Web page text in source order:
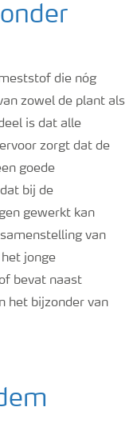
die nóg
zowel de plant als
is dat alle
zorgt dat de
goede
bij de
gewerkt kan
van
jonge
bevat naast
het bijzonder van